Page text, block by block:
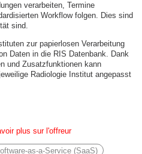
verarbeiten, Termine
Workflow folgen. Dies sind
sind.
zur papierlosen Verarbeitung
Daten in die RIS Datenbank. Dank
und Zusatzfunktionen kann
Radiologie Institut angepasst
plus sur l'offreur
as-a-Service (SaaS)